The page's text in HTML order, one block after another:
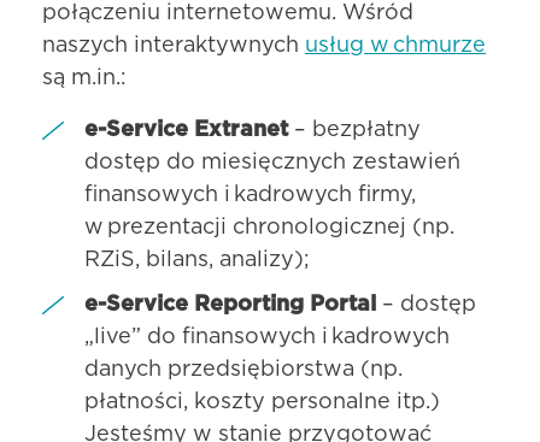
połączeniu internetowemu. Wśród
naszych interaktywnych usług w chmurze
są m.in.:
e-Service Extranet– bezpłatny
dostęp do miesięcznych zestawień
finansowych i kadrowych firmy,
w prezentacji chronologicznej (np.
RZiS, bilans, analizy);
e-Service Reporting Portal
– dostęp
„live” do finansowych i kadrowych
danych przedsiębiorstwa (np.
płatności, koszty personalne itp.)
Jesteśmy w stanie przygotować